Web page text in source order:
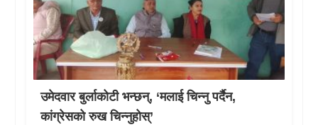
उमेदवार बुर्लाकोटी भन्छन्, ‘मलाई चिन्नु पर्दैन,
कांग्रेसको रुख चिन्नुहोस्’